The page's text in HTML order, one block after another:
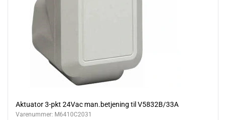
Aktuator 3-pkt 24Vac man.betjening til V5832B/33A
Varenummer: M6410C2031